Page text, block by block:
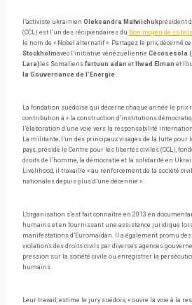
l’activiste ukrainien Oleksandra Matviichukprésident
(CCL) est l’un des récipiendaires du Bon moyen de
le nom de « Nobel alternatif ». Partagez le prix, décerné
Stockholmavec l’initiative vénézuélienne Cécosesola
Lara) les Somaliens fartuun adan et Ilwad Elman et
la Gouvernance de l’Energie.
La fondation suédoise qui décerne chaque année le
contribution à « la construction d’institutions
l’élaboration d’une voie vers la responsabilité
La militante, l’un des principaux visages de la lutte pour
pays, préside le Centre pour les libertés civiles (CCL),
droits de l’homme, la démocratie et la solidarité en
Livelihood, il travaille « au renforcement de la société
nationales depuis plus d’une décennie ».
L’organisation s’est fait connaître en 2013 en
humains et en fournissant une assistance juridique
manifestations d’Euromaïdan. Il a également promu
violations des droits civils par diverses agences
pression sur la société civile ou enregistrer la
humains.
Leur travail, estime le jury suédois, « ouvre la voie à la